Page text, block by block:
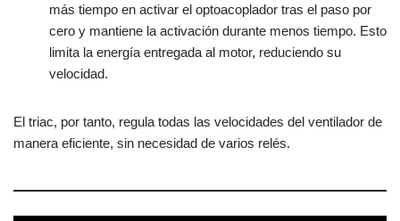
más tiempo en activar el optoacoplador tras el paso por
cero y mantiene la activación durante menos tiempo. Esto
limita la energía entregada al motor, reduciendo su
velocidad.
El triac, por tanto, regula todas las velocidades del ventilador de
manera eficiente, sin necesidad de varios relés.